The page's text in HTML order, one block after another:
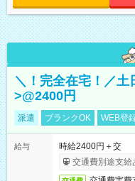
＼！完全在宅！／
>@2400円
派遣 ブランクOK WEB登
給与
時給2400円＋交
交通費別途支給